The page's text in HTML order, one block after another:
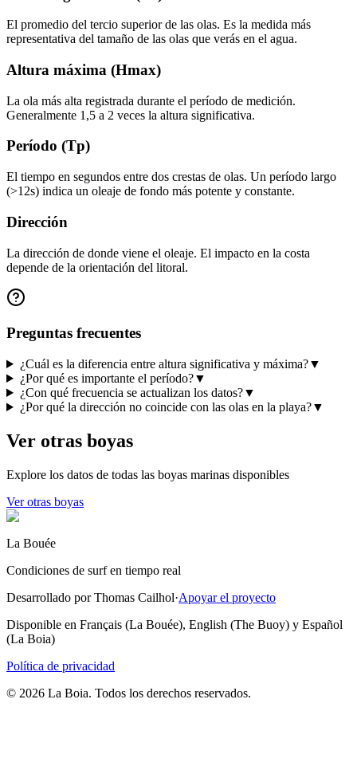
El promedio del tercio superior de las olas. Es la medida más
representativa del tamaño de las olas que verás en el agua.
Altura máxima (Hmax)
La ola más alta registrada durante el período de medición.
Generalmente 1,5 a 2 veces la altura significativa.
Período (Tp)
El tiempo en segundos entre dos crestas de olas. Un período largo
(>12s) indica un oleaje de fondo más potente y constante.
Dirección
La dirección de donde viene el oleaje. El impacto en la costa
depende de la orientación del litoral.
Preguntas frecuentes
¿Cuál es la diferencia entre altura significativa y máxima?▼
¿Por qué es importante el período?▼
¿Con qué frecuencia se actualizan los datos?▼
¿Por qué la dirección no coincide con las olas en la playa?▼
Ver otras boyas
Explore los datos de todas las boyas marinas disponibles
Ver otras boyas
La Bouée
Condiciones de surf en tiempo real
Desarrollado por Thomas Cailhol·Apoyar el proyecto
Disponible en Français (La Bouée), English (The Buoy) y Español
(La Boia)
Política de privacidad
© 2026 La Boia. Todos los derechos reservados.